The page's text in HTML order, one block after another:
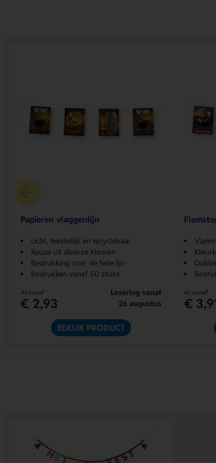
Papieren vlaggenlijn
Licht, feestelijk en recyclebaar
Keuze uit diverse kleuren
Bedrukking over de hele lijn
Bedrukken vanaf 50 stuks
Al vanaf
€ 2,93
Levering vanaf
26 augustus
BEKIJK PRODUCT
Al vanaf
€